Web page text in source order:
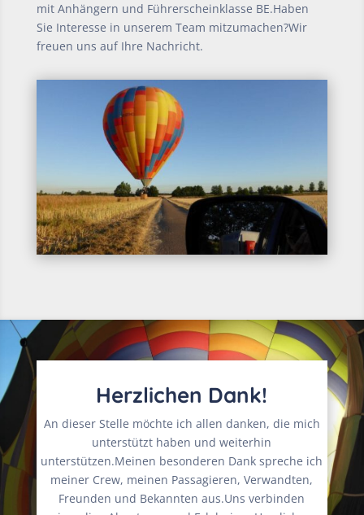
mit Anhängern und Führerscheinklasse BE.Haben
Sie Interesse in unserem Team mitzumachen?Wir
freuen uns auf Ihre Nachricht.
Herzlichen Dank!
An dieser Stelle möchte ich allen danken, die mich
unterstützt haben und weiterhin
unterstützen.Meinen besonderen Dank spreche ich
meiner Crew, meinen Passagieren, Verwandten,
Freunden und Bekannten aus.Uns verbinden